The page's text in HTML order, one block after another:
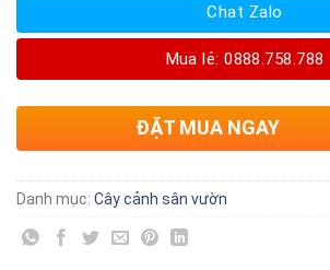
Chat Zalo
Mua lẻ: 0888.758.788
ĐẶT MUA NGAY
Danh mục: Cây cảnh sân vườn